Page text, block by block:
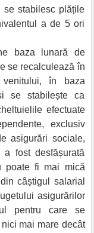
se stabilesc plățile
a de 5 ori
baza lunară de
se recalculează în
în baza
se stabilește ca
efectuate
exclusiv
asigurări sociale,
fost desfășurată
poate fi mai mică
câștigul salarial
asigurărilor
pentru care se
mai mare decât